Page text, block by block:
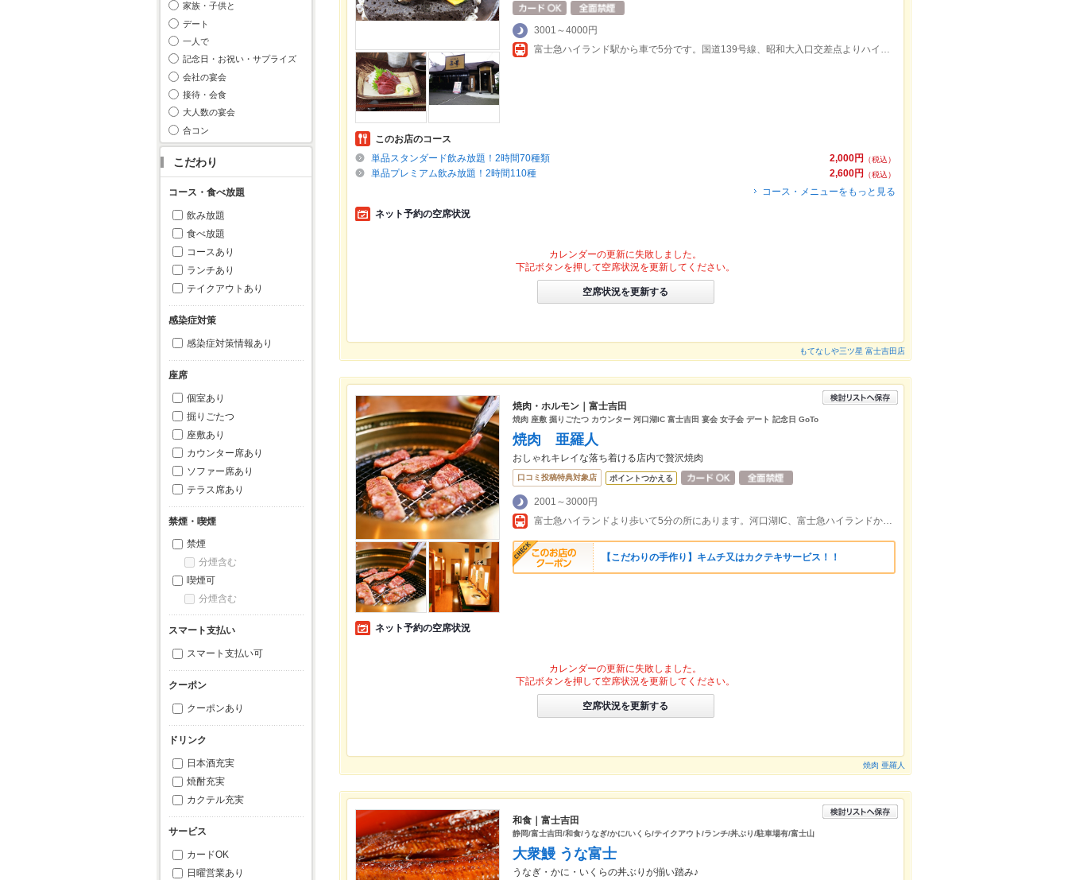
家族・子供と
デート
一人で
記念日・お祝い・サプライズ
会社の宴会
接待・会食
大人数の宴会
合コン
こだわり
コース・食べ放題
飲み放題
食べ放題
コースあり
ランチあり
テイクアウトあり
感染症対策
感染症対策情報あり
座席
個室あり
掘りごたつ
座敷あり
カウンター席あり
ソファー席あり
テラス席あり
禁煙・喫煙
禁煙
分煙含む
喫煙可
分煙含む
スマート支払い
スマート支払い可
クーポン
クーポンあり
ドリンク
日本酒充実
焼酎充実
カクテル充実
サービス
カードOK
日曜営業あり
3001～4000円
富士急ハイランド駅から車で5分です。国道139号線、昭和大入口交差点よりハイランド方面へ100m進み右側です。
このお店のコース
2,000円
（税込）
単品スタンダード飲み放題！2時間70種類
2,600円
（税込）
単品プレミアム飲み放題！2時間110種
コース・メニューをもっと見る
ネット予約の空席状況
カレンダーの更新に失敗しました。
下記ボタンを押して空席状況を更新してください。
空席状況を更新する
もてなしや三ツ星 富士吉田店
焼肉・ホルモン｜富士吉田
焼肉 座敷 掘りごたつ カウンター 河口湖IC 富士吉田 宴会 女子会 デート 記念日 GoTo
焼肉 亜羅人
おしゃれキレイな落ち着ける店内で贅沢焼肉
口コミ投稿特典対象店 ポイントつかえる
2001～3000円
富士急ハイランドより歩いて5分の所にあります。河口湖IC、富士急ハイランドから車で2分。
【こだわりの手作り】キムチ又はカクテキサービス！！
ネット予約の空席状況
カレンダーの更新に失敗しました。
下記ボタンを押して空席状況を更新してください。
空席状況を更新する
焼肉 亜羅人
和食｜富士吉田
静岡/富士吉田/和食/うなぎ/かに/いくら/テイクアウト/ランチ/丼ぶり/駐車場有/富士山
大衆鰻 うな富士
うなぎ・かに・いくらの丼ぶりが揃い踏み♪